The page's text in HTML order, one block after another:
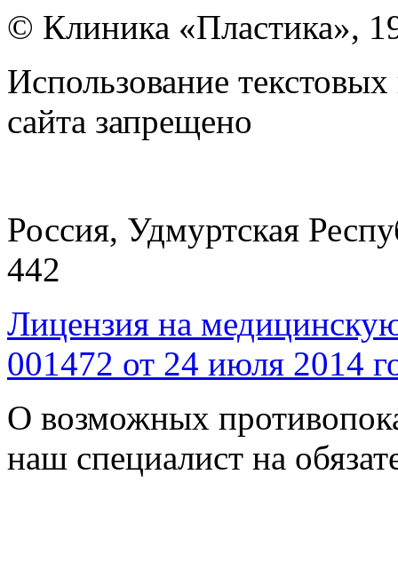
© Клиника «Пластика»,
Использование
сайта запрещено
Россия, Удмуртская
442
Лицензия на
001472 от 24 июля 2014
О возможных
наш специалист на